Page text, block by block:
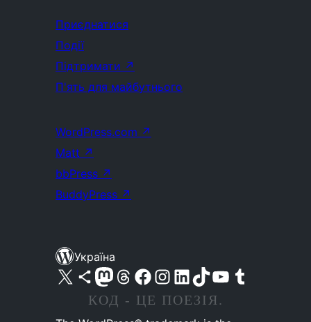
Приєднатися
Події
Підтримати ↗
П'ять для майбутнього
WordPress.com ↗
Matt ↗
bbPress ↗
BuddyPress ↗
Україна
Visit our X (formerly Twitter) account
Visit our Bluesky account
Завітайте до нашої стрічки в Mastodon
Visit our Threads account
Завітайте на нашу сторінку в Facebook
Visit our Instagram account
Visit our LinkedIn account
Visit our TikTok account
Visit our YouTube channel
Visit our Tumblr account
КОД - ЦЕ ПОЕЗІЯ.